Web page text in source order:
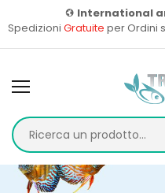
International
Spedizioni Gratuite per Ordini
Home